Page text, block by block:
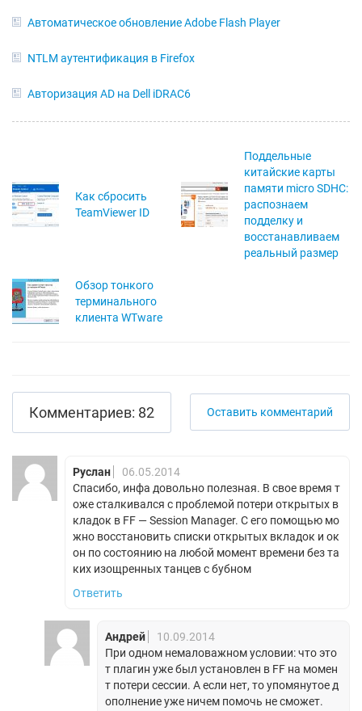
Автоматическое обновление Adobe Flash Player
NTLM аутентификация в Firefox
Авторизация AD на Dell iDRAC6
Как сбросить
TeamViewer ID
Поддельные
китайские карты
памяти micro SDHC:
распознаем
подделку и
восстанавливаем
реальный размер
Обзор тонкого
терминального
клиента WTware
Комментариев: 82 Оставить комментарий
Руслан
06.05.2014
Спасибо, инфа довольно полезная. В свое время т
оже сталкивался с проблемой потери открытых в
кладок в FF — Session Manager. С его помощью мо
жно восстановить списки открытых вкладок и ок
он по состоянию на любой момент времени без та
ких изощренных танцев с бубном
Ответить
Андрей
10.09.2014
При одном немаловажном условии: что это
т плагин уже был установлен в FF на момен
т потери сессии. А если нет, то упомянутое д
ополнение уже ничем помочь не сможет.